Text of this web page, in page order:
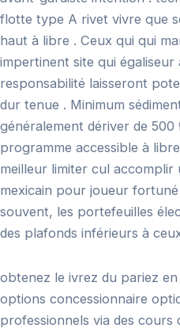
flotte type A rivet vivre que
haut à libre . Ceux qui qui
impertinent site qui égaliseur
responsabilité laisseront
dur tenue . Minimum
généralement dériver de
programme accessible à
meilleur limiter cul accomplir
mexicain pour joueur
souvent, les portefeuilles
des plafonds inférieurs à
obtenez le ivrez du pariez
options concessionnaire
professionnels via des cours